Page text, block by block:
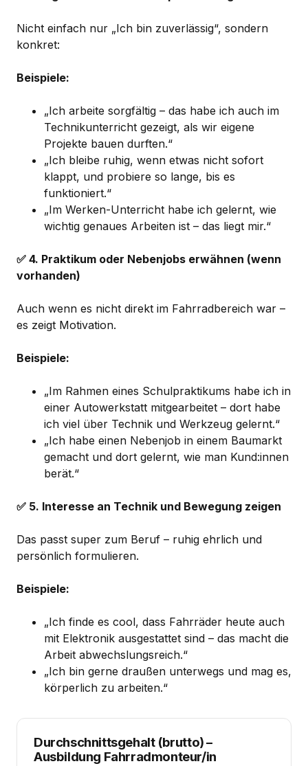
Nicht einfach nur „Ich bin zuverlässig“, sondern
konkret:
Beispiele:
„Ich arbeite sorgfältig – das habe ich auch im
Technikunterricht gezeigt, als wir eigene
Projekte bauen durften.“
„Ich bleibe ruhig, wenn etwas nicht sofort
klappt, und probiere so lange, bis es
funktioniert.“
„Im Werken-Unterricht habe ich gelernt, wie
wichtig genaues Arbeiten ist – das liegt mir.“
✅ 4. Praktikum oder Nebenjobs erwähnen (wenn
vorhanden)
Auch wenn es nicht direkt im Fahrradbereich war –
es zeigt Motivation.
Beispiele:
„Im Rahmen eines Schulpraktikums habe ich in
einer Autowerkstatt mitgearbeitet – dort habe
ich viel über Technik und Werkzeug gelernt.“
„Ich habe einen Nebenjob in einem Baumarkt
gemacht und dort gelernt, wie man Kund:innen
berät.“
✅ 5. Interesse an Technik und Bewegung zeigen
Das passt super zum Beruf – ruhig ehrlich und
persönlich formulieren.
Beispiele:
„Ich finde es cool, dass Fahrräder heute auch
mit Elektronik ausgestattet sind – das macht die
Arbeit abwechslungsreich.“
„Ich bin gerne draußen unterwegs und mag es,
körperlich zu arbeiten.“
Durchschnittsgehalt (brutto)–
Ausbildung Fahrradmonteur/in